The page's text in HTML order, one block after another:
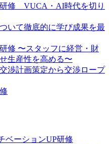
修 VUCA・AI時代を切り
いて徹底的に学び成果を最
修 〜スタッフに経営・財
生産性を高める〜
渉計画策定から交渉ロープ
ベーションUP研修